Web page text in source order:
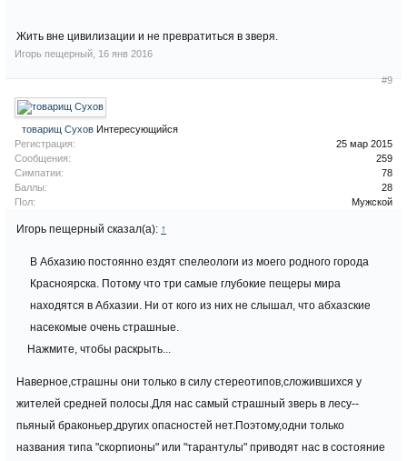
Жить вне цивилизации и не превратиться в зверя.
Игорь пещерный 16 янв 2016
#9
товарищ Сухов Интересующийся
Регистрация:
25 мар 2015
Сообщения:
259
Симпатии:
78
Баллы:
28
Пол:
Мужской
Игорь пещерный сказал(а): ↑
В Абхазию постоянно ездят спелеологи из моего родного города
Красноярска. Потому что три самые глубокие пещеры мира
находятся в Абхазии. Ни от кого из них не слышал, что абхазские
насекомые очень страшные.
Нажмите, чтобы раскрыть...
Наверное,страшны они только в силу стереотипов,сложившихся у
жителей средней полосы.Для нас самый страшный зверь в лесу--
пьяный браконьер,других опасностей нет.Поэтому,одни только
названия типа "скорпионы" или "тарантулы" приводят нас в состояние